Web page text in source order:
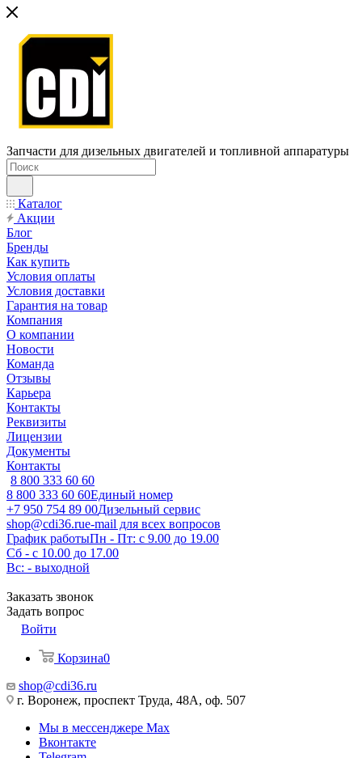
Запчасти для дизельных двигателей и топливной аппаратуры
Каталог
Акции
Блог
Бренды
Как купить
Условия оплаты
Условия доставки
Гарантия на товар
Компания
О компании
Новости
Команда
Отзывы
Карьера
Контакты
Реквизиты
Лицензии
Документы
Контакты
8 800 333 60 60
8 800 333 60 60Единый номер
+7 950 754 89 00Дизельный сервис
shop@cdi36.rue-mail для всех вопросов
График работыПн - Пт: с 9.00 до 19.00
Сб - с 10.00 до 17.00
Вс: - выходной
Заказать звонок
Задать вопрос
Войти
Корзина0
shop@cdi36.ru
г. Воронеж, проспект Труда, 48А, оф. 507
Мы в мессенджере Max
Вконтакте